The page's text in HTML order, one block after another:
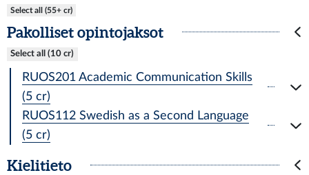
Select all (55+ cr)
Pakolliset opintojaksot
Select all (10 cr)
RUOS201 Academic Communication Skills
(5 cr)
RUOS112 Swedish as a Second Language
(5 cr)
Kielitieto